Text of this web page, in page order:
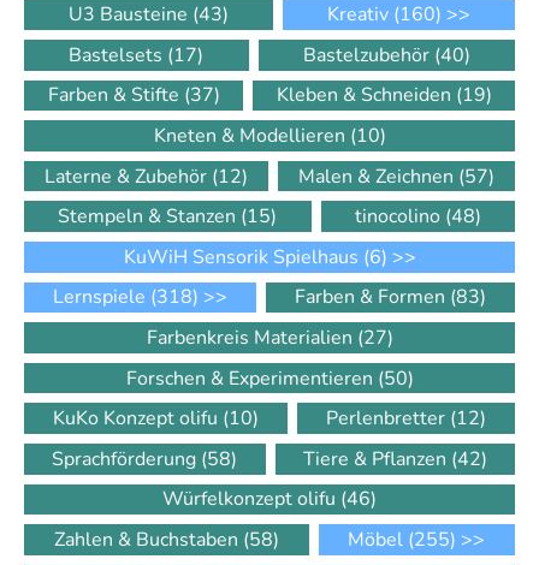
U3 Bausteine (43) Kreativ (160) >>
Bastelsets (17) Bastelzubehör (40)
Farben & Stifte (37) Kleben & Schneiden (19)
Kneten & Modellieren (10)
Laterne & Zubehör (12) Malen & Zeichnen (57)
Stempeln & Stanzen (15) tinocolino (48)
KuWiH Sensorik Spielhaus (6) >>
Lernspiele (318) >> Farben & Formen (83)
Farbenkreis Materialien (27)
Forschen & Experimentieren (50)
KuKo Konzept olifu (10) Perlenbretter (12)
Sprachförderung (58) Tiere & Pflanzen (42)
Würfelkonzept olifu (46)
Zahlen & Buchstaben (58) Möbel (255) >>